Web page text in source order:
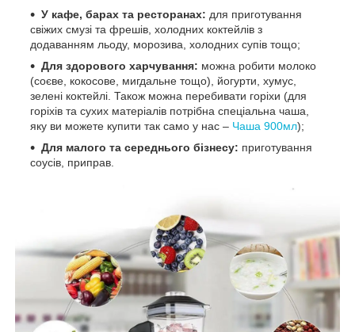
У кафе, барах та ресторанах: для приготування
свіжих смузі та фрешів, холодних коктейлів з
додаванням льоду, морозива, холодних супів тощо;
Для здорового харчування: можна робити молоко
(соєве, кокосове, мигдальне тощо), йогурти, хумус,
зелені коктейлі. Також можна перебивати горіхи (для
горіхів та сухих матеріалів потрібна спеціальна чаша,
яку ви можете купити так само у нас – Чаша 900мл);
Для малого та середнього бізнесу: приготування
соусів, приправ.